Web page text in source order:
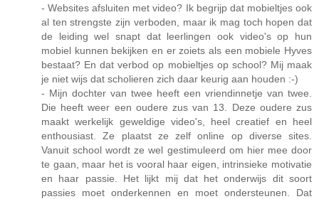
- Websites afsluiten met video? Ik begrijp dat mobieltjes ook
al ten strengste zijn verboden, maar ik mag toch hopen dat
de leiding wel snapt dat leerlingen ook video's op hun
mobiel kunnen bekijken en er zoiets als een mobiele Hyves
bestaat? En dat verbod op mobieltjes op school? Mij maak
je niet wijs dat scholieren zich daar keurig aan houden :-)
- Mijn dochter van twee heeft een vriendinnetje van twee.
Die heeft weer een oudere zus van 13. Deze oudere zus
maakt werkelijk geweldige video's, heel creatief en heel
enthousiast. Ze plaatst ze zelf online op diverse sites.
Vanuit school wordt ze wel gestimuleerd om hier mee door
te gaan, maar het is vooral haar eigen, intrinsieke motivatie
en haar passie. Het lijkt mij dat het onderwijs dit soort
passies moet onderkennen en moet ondersteunen. Dat